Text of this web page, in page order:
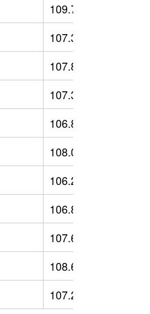
109.72
107.39
107.89
107.35
106.82
108.05
106.23
106.85
107.6
108.69
107.25